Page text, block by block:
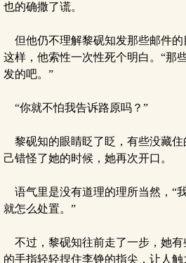
也的确撒了谎。
但他仍不理解黎砚知发那些邮件的
这样，他索性一次性死个明白。“那
发的吧。”
“你就不怕我告诉路原吗？”
黎砚知的眼睛眨了眨，有些没藏住
己错怪了她的时候，她再次开口。
语气里是没有道理的理所当然，“
就怎么处置。”
不过，黎砚知往前走了一步，她有
的手指轻轻捏住李铮的指尖，让人触